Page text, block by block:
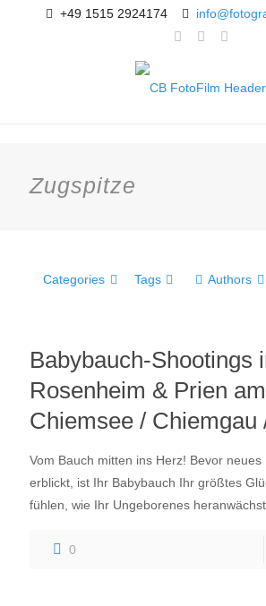
+49 1515 2924174
Zugspitze
Categories Tags Authors
Babybauch-Shootings
Rosenheim & Prien am
Chiemsee / Chiemgau
Vom Bauch mitten ins Herz! Bevor
erblickt, ist Ihr Babybauch Ihr größtes
fühlen, wie Ihr Ungeborenes
0